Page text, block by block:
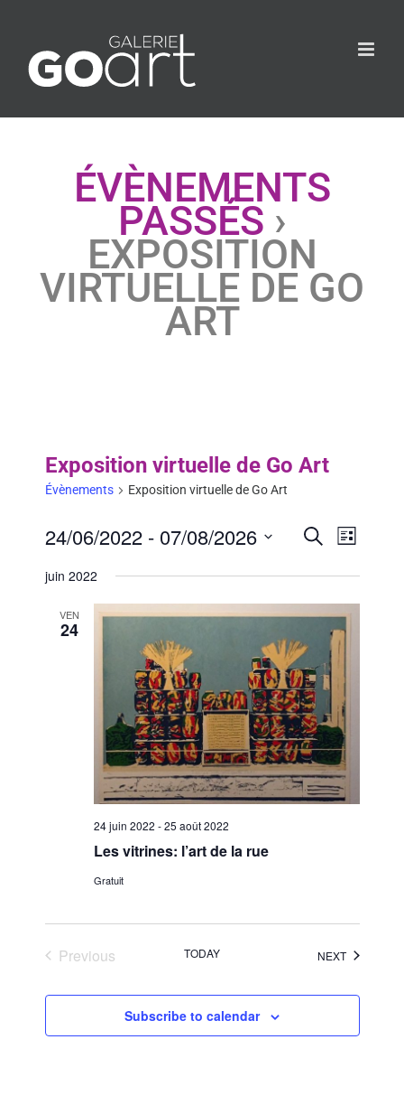
ÉVÈNEMENTS
PASSÉS ›
EXPOSITION
VIRTUELLE DE GO
ART
Exposition virtuelle de Go Art
Évènements Exposition virtuelle de Go Art
and
Views
Recherche
List
24/06/2022 - 07/08/2026
juin 2022
VEN
24
24 juin 2022 -25 août 2022
Les vitrines: l’art de la rue
Gratuit
Previous
TODAY NEXT
Subscribe to calendar